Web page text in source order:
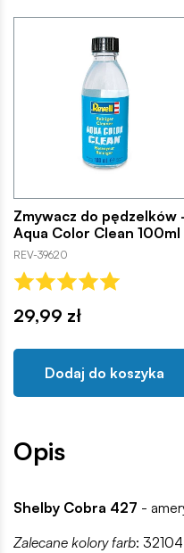
Zmywacz do pędzelków
Aqua Color Clean 100ml
REV-39620
29,99 zł
Dodaj do koszyka
Opis
Shelby Cobra 427 -
Zalecane kolory farb: